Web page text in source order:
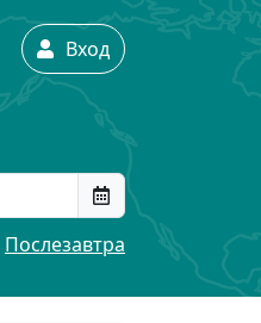
Вход
Послезавтра